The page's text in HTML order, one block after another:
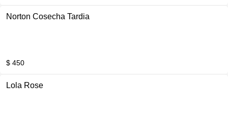
Norton Cosecha Tardia
$ 450
Lola Rose